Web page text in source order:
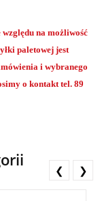
względu na możliwość
paletowej jest
i wybranego
o kontakt tel. 89
❮ ❯